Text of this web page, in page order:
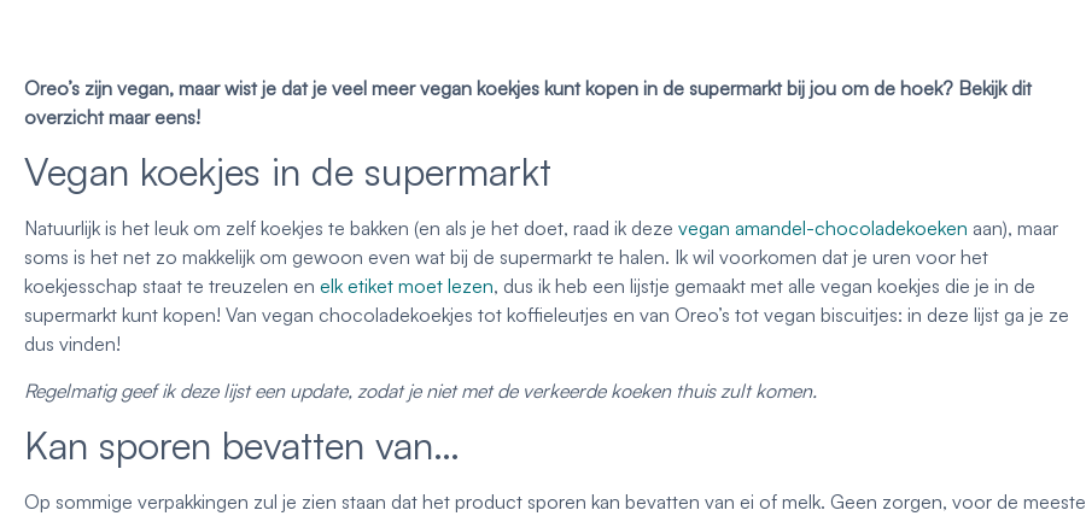
Oreo’s zijn vegan, maar wist je dat je veel meer vegan koekjes kunt kopen in de supermarkt bij jou om de hoek? Bekijk dit
overzicht maar eens!
Vegan koekjes in de supermarkt
Natuurlijk is het leuk om zelf koekjes te bakken (en als je het doet, raad ik deze vegan amandel-chocoladekoeken aan), maar
soms is het net zo makkelijk om gewoon even wat bij de supermarkt te halen. Ik wil voorkomen dat je uren voor het
koekjesschap staat te treuzelen en elk etiket moet lezen, dus ik heb een lijstje gemaakt met alle vegan koekjes die je in de
supermarkt kunt kopen! Van vegan chocoladekoekjes tot koffieleutjes en van Oreo’s tot vegan biscuitjes: in deze lijst ga je ze
dus vinden!
Regelmatig geef ik deze lijst een update, zodat je niet met de verkeerde koeken thuis zult komen.
Kan sporen bevatten van…
Op sommige verpakkingen zul je zien staan dat het product sporen kan bevatten van ei of melk. Geen zorgen, voor de meeste